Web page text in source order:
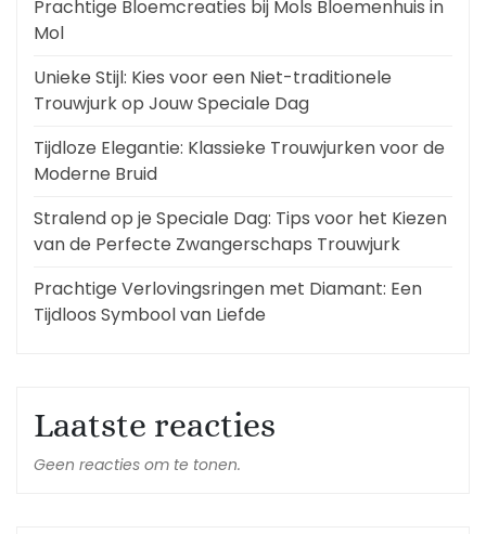
Prachtige Bloemcreaties bij Mols Bloemenhuis in
Mol
Unieke Stijl: Kies voor een Niet-traditionele
Trouwjurk op Jouw Speciale Dag
Tijdloze Elegantie: Klassieke Trouwjurken voor de
Moderne Bruid
Stralend op je Speciale Dag: Tips voor het Kiezen
van de Perfecte Zwangerschaps Trouwjurk
Prachtige Verlovingsringen met Diamant: Een
Tijdloos Symbool van Liefde
Laatste reacties
Geen reacties om te tonen.